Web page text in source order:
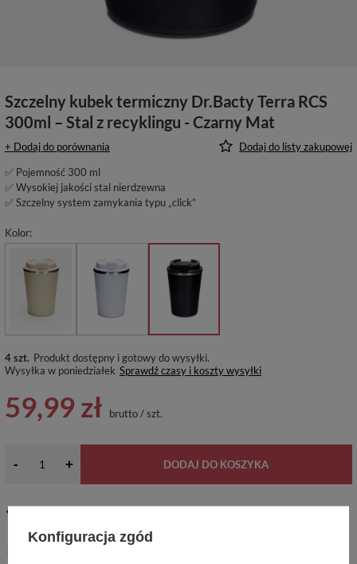
Szczelny kubek termiczny Dr.Bacty Terra RCS
300ml – Stal z recyklingu - Czarny Mat
+ Dodaj do porównania
Dodaj do listy zakupowej
✅ Pojemność 300 ml
✅ Wysokiej jakości stal nierdzewna
✅ Szczelny system zamykania typu „click”
Kolor
4 szt. Produkt dostępny i gotowy do wysyłki
Wysyłka w poniedziałek Sprawdź czasy i koszty wysyłki
59,99 zł brutto/szt.
- + DODAJ DO KOSZYKA
Ten produkt nie jest dostępny w sklepie stacjonarnym
Konfiguracja zgód